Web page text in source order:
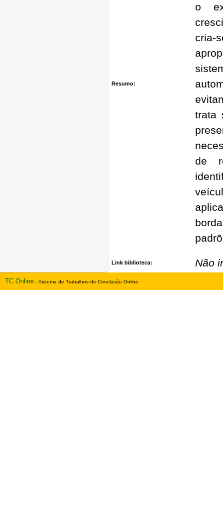
Resumo:
o
cria-
trata
de
Link biblioteca: Não
TC Online - Sistema de Trabalhos de Conclusão Online